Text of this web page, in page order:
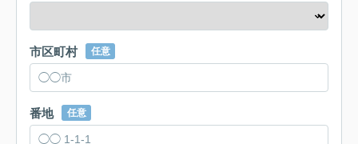
市区町村 任意
番地 任意